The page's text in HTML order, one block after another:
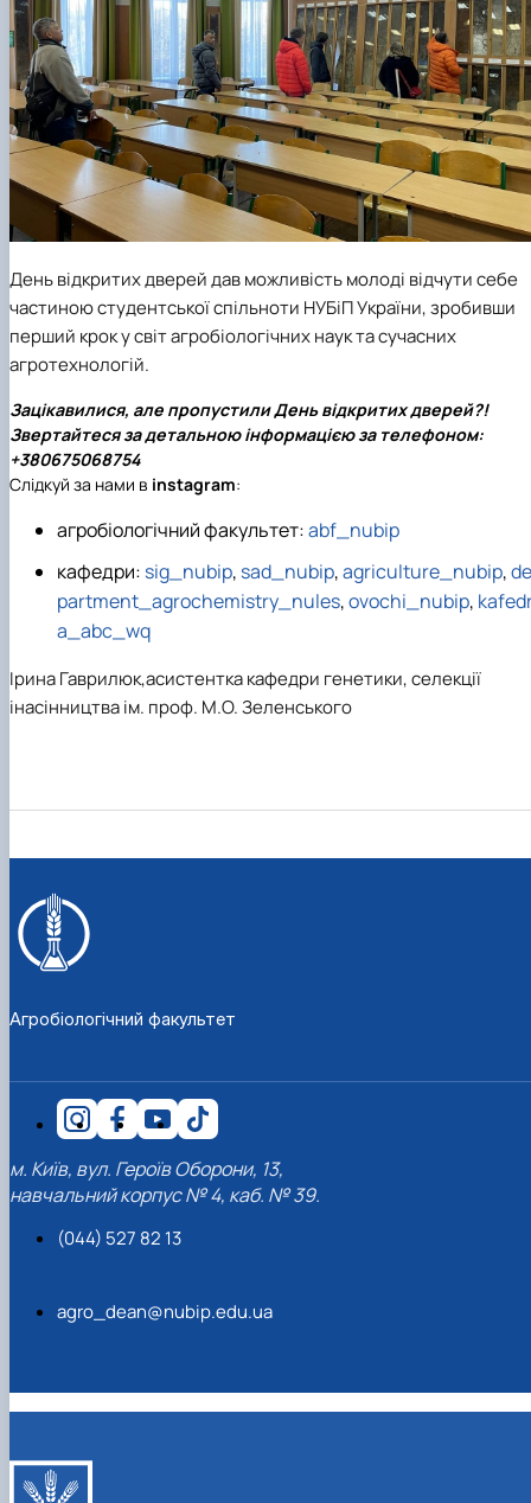
День відкритих дверей дав можливість молоді відчути себе
частиною студентської спільноти НУБіП України, зробивши
перший крок у світ агробіологічних наук та сучасних
агротехнологій.
Зацікавилися, але пропустили День відкритих дверей?!
Звертайтеся за детальною інформацією за телефоном:
+380675068754
Слідкуй за нами в instagram:
агробіологічний факультет:abf_nubip
кафедри: sig_nubip, sad_nubip,agriculture_nubip,de
partment_agrochemistry_nules,ovochi_nubip,
a_abc_wq
Ірина Гаврилюк,асистентка кафедри генетики, селекції
інасінництва ім. проф. М.О. Зеленського
Агробіологічний факультет
м. Київ, вул. Героїв Оборони, 13,
навчальний корпус № 4, каб. № 39.
(044) 527 82 13
agro_dean@nubip.edu.ua